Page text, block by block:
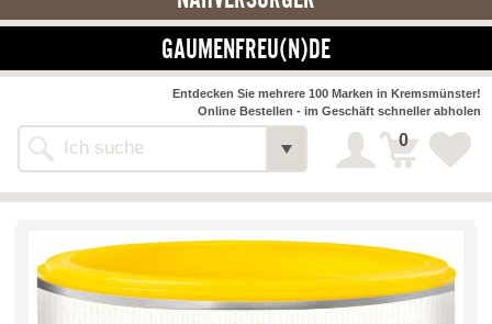
GAUMENFREU(N)DE
Alle Webseiten
Entdecken Sie mehrere 100 Marken in Kremsmünster!
Online Bestellen - im Geschäft schneller abholen
0
NAHVERSORGER
>> Bauernmarkt << Detail
Bäckerei-Konditorei-Café
Biohof Öllinger
Fleischerei Hüthmayr Detail